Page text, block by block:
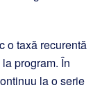
o taxă recurentă
program. În
la o serie